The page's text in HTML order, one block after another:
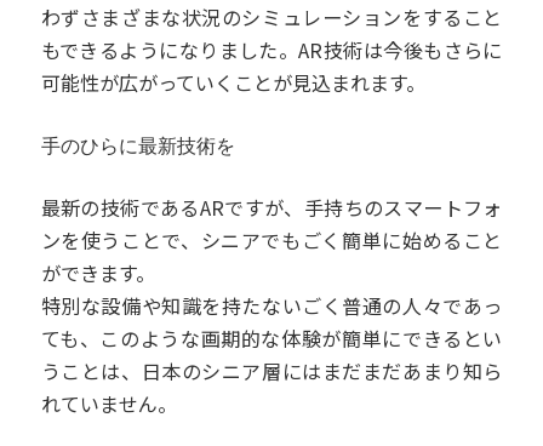
わずさまざまな状況のシミュレーションをすること
もできるようになりました。AR技術は今後もさらに
可能性が広がっていくことが見込まれます。
手のひらに最新技術を
最新の技術であるARですが、手持ちのスマートフォ
ンを使うことで、シニアでもごく簡単に始めること
ができます。
特別な設備や知識を持たないごく普通の人々であっ
ても、このような画期的な体験が簡単にできるとい
うことは、日本のシニア層にはまだまだあまり知ら
れていません。